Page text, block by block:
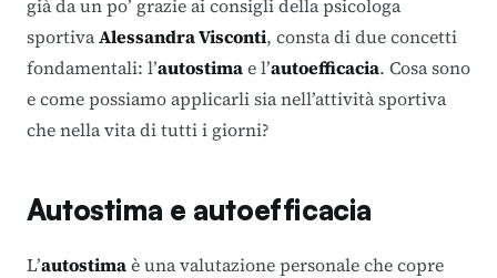
già da un po’ grazie ai consigli della psicologa
sportivaAlessandra Visconti, consta di due concetti
fondamentali: l’autostimae l’autoefficacia. Cosa sono
e come possiamo applicarli sia nell’attività sportiva
che nella vita di tutti i giorni?
Autostima e autoefficacia
L’autostimaè una valutazione personale che copre